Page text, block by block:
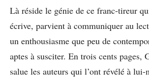
Là réside le génie de ce franc-tireur
écrive, parvient à communiquer au
un enthousiasme que peu de
aptes à susciter. En trois cents pages,
salue les auteurs qui l’ont révélé à